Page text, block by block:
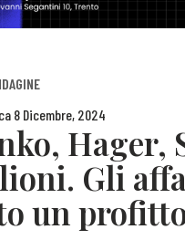
8 Dicembre, 2024
Hager,
Gli
un